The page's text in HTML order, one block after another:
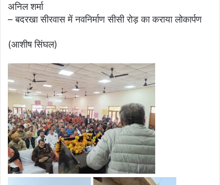
अनिल शर्मा
– बदरखा सीरवास में नवनिर्माण सीसी रोड़ का कराया लोकार्पण
(आशीष सिंघल)